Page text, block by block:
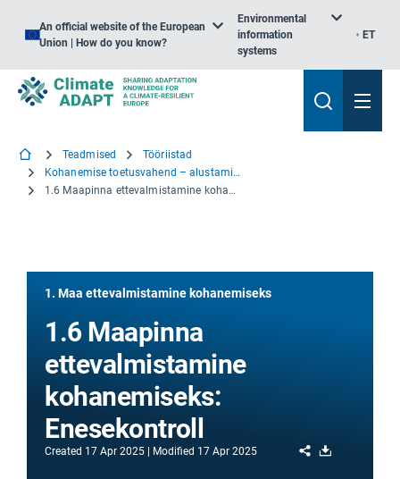
An official website of the European
Union | How do you know?
Environmental
information
systems
ET
Teadmised
Tööriistad
Kohanemise toetusvahend – alustamine
1.6 Maapinna ettevalmistamine kohanemiseks: Enesekontroll
1. Maa ettevalmistamine kohanemiseks
1.6 Maapinna
ettevalmistamine
kohanemiseks:
Enesekontroll
Created 17 Apr 2025 Modified 17 Apr 2025 Share